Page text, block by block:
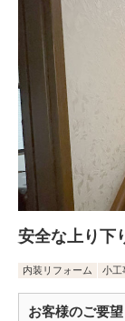
安全な上り下
内装リフォーム 小工
お客様のご要望